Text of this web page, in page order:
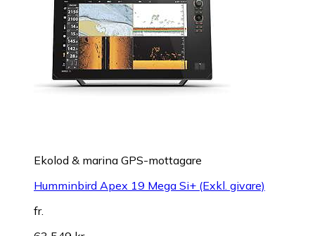
Ekolod & marina GPS-mottagare
Humminbird Apex 19 Mega Si+ (Exkl. givare)
fr.